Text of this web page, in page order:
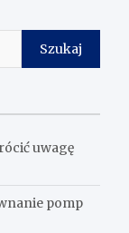
Szukaj
uwagę
pomp